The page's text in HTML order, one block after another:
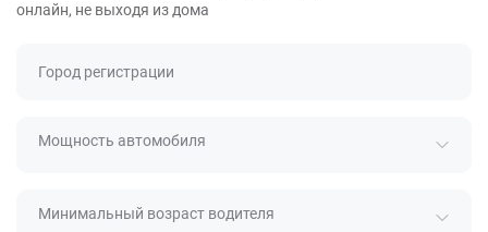
онлайн, не выходя из дома
Город регистрации
Мощность автомобиля
Минимальный возраст водителя